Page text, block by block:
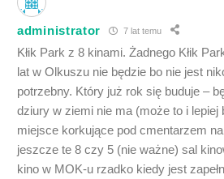
administrator 7 lat temu
Kłik Park z 8 kinami. Żadnego Kłik
lat w Olkuszu nie będzie bo nie jest
potrzebny. Który już rok się buduje –
dziury w ziemi nie ma (może to i lepiej
miejsce korkujące pod cmentarzem
jeszcze te 8 czy 5 (nie ważne) sal
kino w MOK-u rzadko kiedy jest